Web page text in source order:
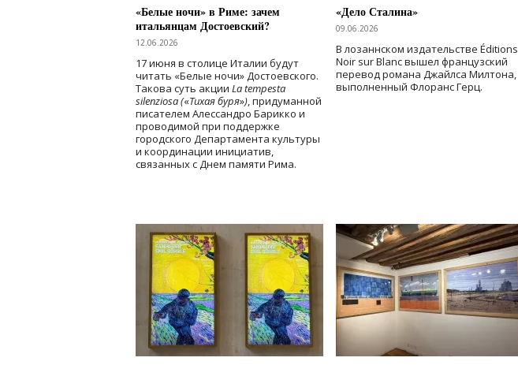
«Белые ночи» в Риме: зачем
итальянцам Достоевский?
12.06.2026
17 июня в столице Италии будут
читать «Белые ночи» Достоевского.
Такова суть акции La tempesta
silenziosa («Тихая буря»), придуманной
писателем Алессандро Барикко и
проводимой при поддержке
городского Департамента культуры
и координации инициатив,
связанных с Днем памяти Рима.
«Дело Сталина»
09.06.2026
В лозаннском издательстве Éditions
Noir sur Blanc вышел французский
перевод романа Джайлса Милтона,
выполненный Флоранс Герц.